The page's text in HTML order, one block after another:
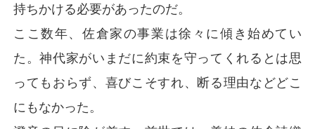
持ちかける必要があったのだ。
ここ数年、佐倉家の事業は徐々に傾き始めてい
た。神代家がいまだに約束を守ってくれるとは思
ってもおらず、喜びこそすれ、断る理由などどこ
にもなかった。